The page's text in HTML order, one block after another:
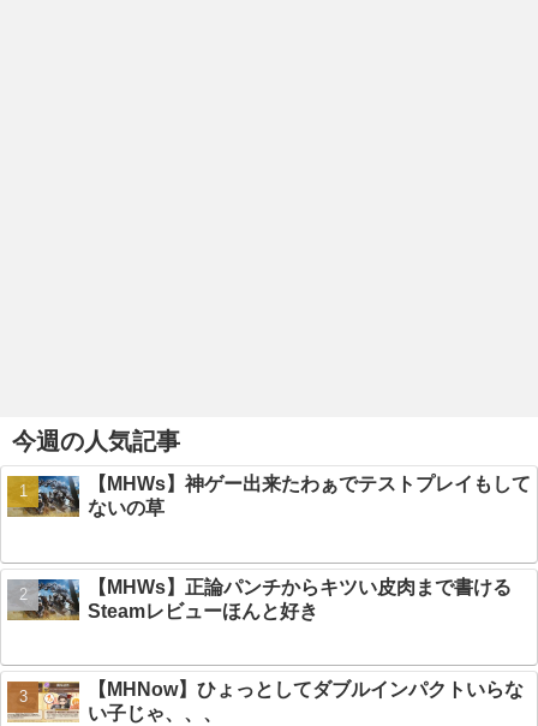
今週の人気記事
【MHWs】神ゲー出来たわぁでテストプレイもして
ないの草
【MHWs】正論パンチからキツい皮肉まで書ける
Steamレビューほんと好き
【MHNow】ひょっとしてダブルインパクトいらな
い子じゃ、、、